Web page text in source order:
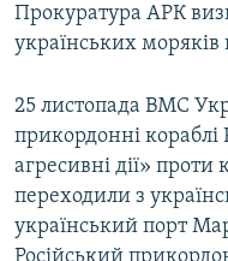
Прокуратура АРК
українських
25 листопада ВМС
прикордонні кораблі
агресивні дії»
переходили з
український порт